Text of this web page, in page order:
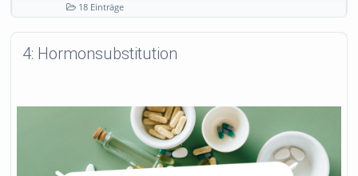
18 Einträge
4: Hormonsubstitution